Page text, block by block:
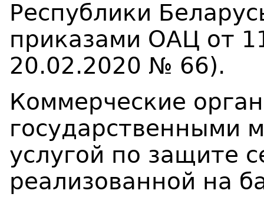
Республики
приказами ОАЦ от
20.02.2020 № 66).
Коммерческие
государственными
услугой по защите
реализованной на